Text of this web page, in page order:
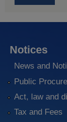
Notices
News and
Public
Act, law and
Tax and Fees